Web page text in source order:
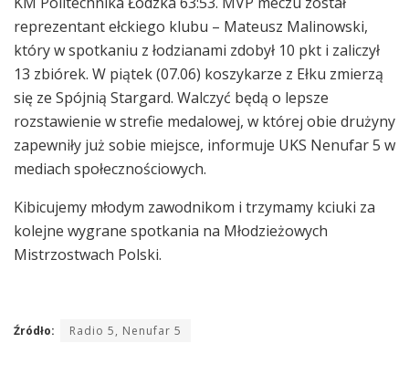
reprezentant ełckiego klubu – Mateusz Malinowski,
który w spotkaniu z łodzianami zdobył 10 pkt i zaliczył
13 zbiórek. W piątek (07.06) koszykarze z Ełku zmierzą
się ze Spójnią Stargard. Walczyć będą o lepsze
rozstawienie w strefie medalowej, w której obie drużyny
zapewniły już sobie miejsce, informuje UKS Nenufar 5 w
mediach społecznościowych.
Kibicujemy młodym zawodnikom i trzymamy kciuki za
kolejne wygrane spotkania na Młodzieżowych
Mistrzostwach Polski.
Źródło: Radio 5, Nenufar 5